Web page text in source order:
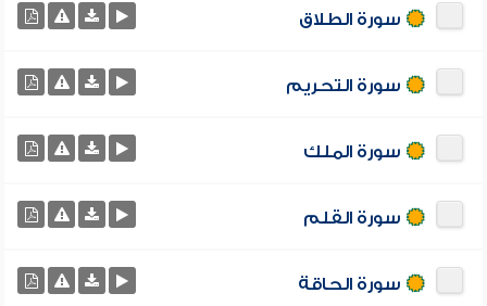
سورة الطلاق
سورة التحريم
سورة الملك
سورة القلم
سورة الحاقة